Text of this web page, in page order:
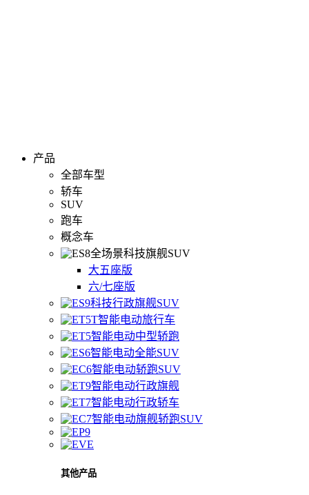
产品
全部车型
轿车
SUV
跑车
概念车
全场景科技旗舰SUV
大五座版
六/七座版
科技行政旗舰SUV
智能电动旅行车
智能电动中型轿跑
智能电动全能SUV
智能电动轿跑SUV
智能电动行政旗舰
智能电动行政轿车
智能电动旗舰轿跑SUV
其他产品